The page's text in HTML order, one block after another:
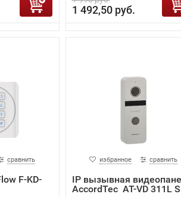
1 492,50 руб.
сравнить
F-KD-
избранное сравнить
IP вызывная
AccordTec AT-VD 311L